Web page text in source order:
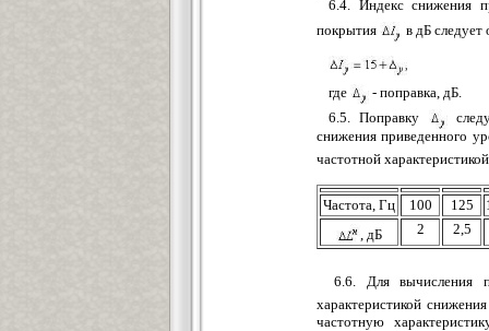
6.4. Индекс снижения
покрытия
в дБ следует
где
- поправка, дБ.
6.5. Поправку
снижения приведенного
частотной
Частота, Гц 100 125
, дБ
2 2,5
6.6. Для вычисления
характеристикой
частотную